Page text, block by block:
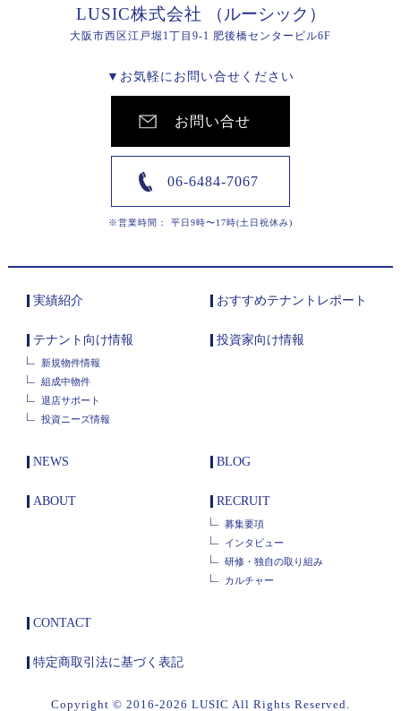
LUSIC株式会社 （ルーシック）
大阪市西区江戸堀1丁目9-1 肥後橋センタービル6F
▼お気軽にお問い合せください
お問い合せ
06-6484-7067
※営業時間： 平日9時〜17時(土日祝休み)
実績紹介 おすすめテナントレポート
テナント向け情報
新規物件情報
組成中物件
退店サポート
投資ニーズ情報
投資家向け情報
NEWS BLOG
ABOUT RECRUIT
募集要項
インタビュー
研修・独自の取り組み
カルチャー
CONTACT
特定商取引法に基づく表記
Copyright © 2016-2026 LUSIC All Rights Reserved.